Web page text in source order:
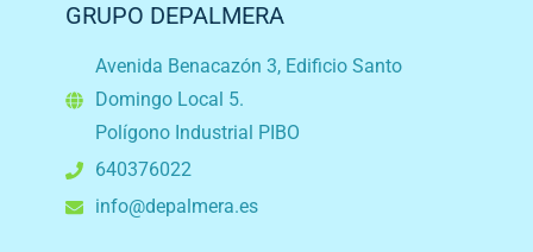
GRUPO DEPALMERA
Avenida Benacazón 3, Edificio Santo
Domingo Local 5.
Polígono Industrial PIBO
640376022
info@depalmera.es